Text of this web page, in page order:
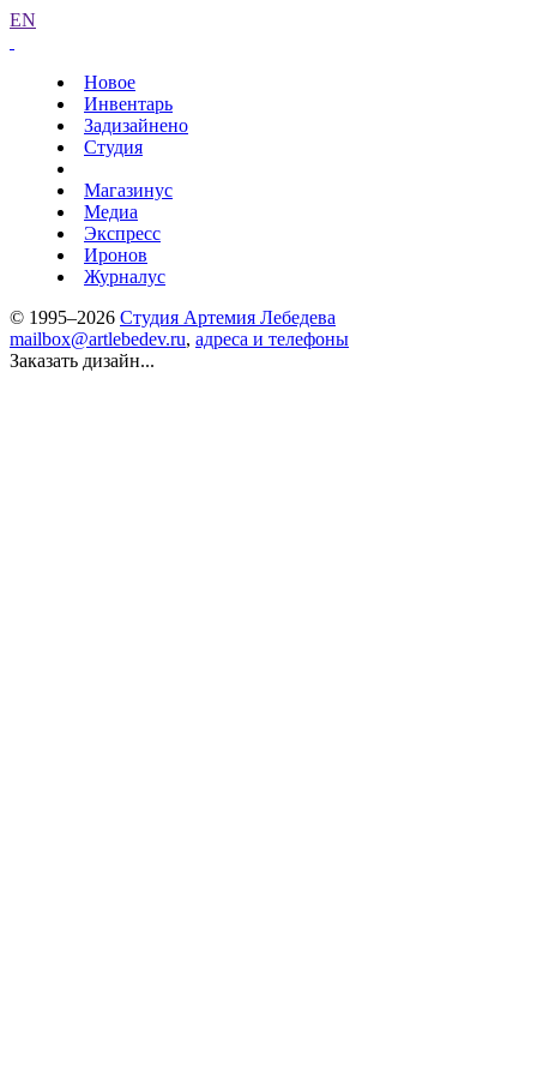
EN
Новое
Инвентарь
Задизайнено
Студия
Магазинус
Медиа
Экспресс
Иронов
Журналус
© 1995–2026 Студия Артемия Лебедева
mailbox@artlebedev.ru, адреса и телефоны
Заказать дизайн...